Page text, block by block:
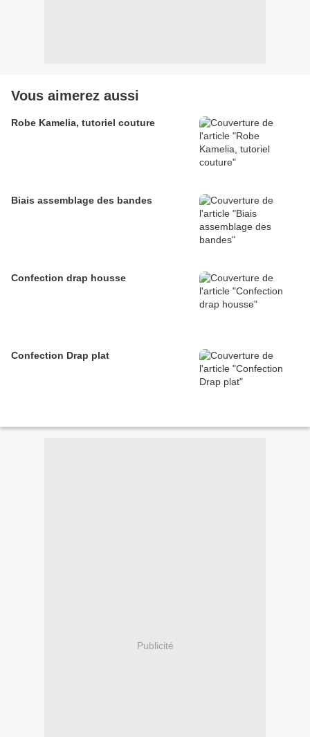
Vous aimerez aussi
Robe Kamelia, tutoriel couture
Biais assemblage des bandes
Confection drap housse
Confection Drap plat
Publicité